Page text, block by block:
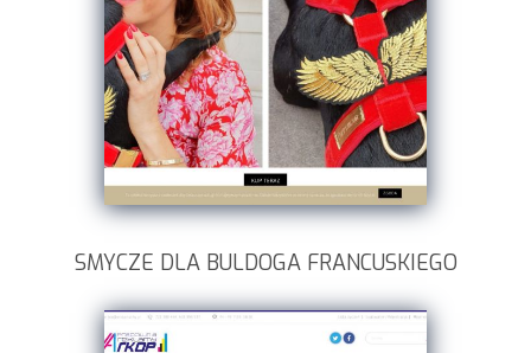
SMYCZE DLA BULDOGA FRANCUSKIEGO